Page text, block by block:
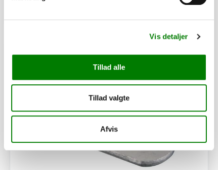
Vis detaljer
Tillad alle
Tillad valgte
Afvis